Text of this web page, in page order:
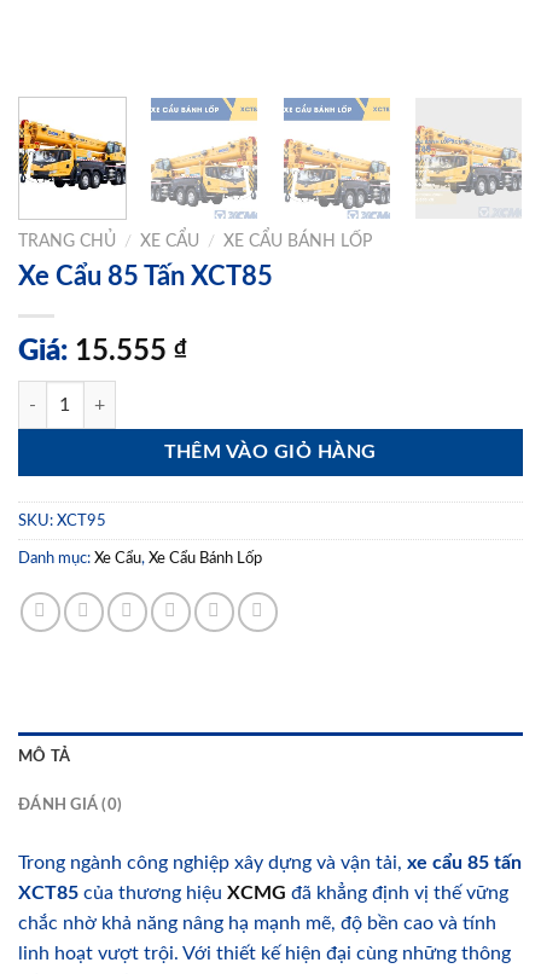
TRANG CHỦ / XE CẨU / XE CẨU BÁNH LỐP
Xe Cẩu 85 Tấn XCT85
Giá: 15.555 ₫
Xe Cẩu 85 Tấn XCT85 số lượng
THÊM VÀO GIỎ HÀNG
SKU: XCT95
Danh mục: Xe Cẩu, Xe Cẩu Bánh Lốp
MÔ TẢ
ĐÁNH GIÁ (0)
Trong ngành công nghiệp xây dựng và vận tải, xe cẩu 85 tấn
XCT85 của thương hiệu XCMG đã khẳng định vị thế vững
chắc nhờ khả năng nâng hạ mạnh mẽ, độ bền cao và tính
linh hoạt vượt trội. Với thiết kế hiện đại cùng những thông